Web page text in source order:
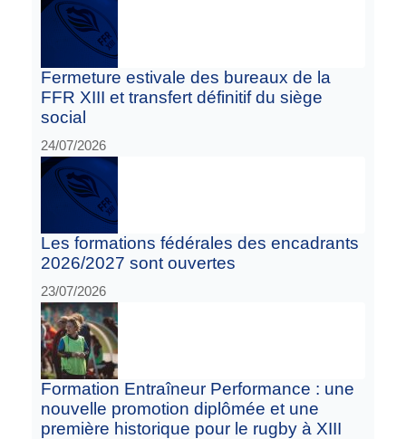
Fermeture estivale des bureaux de la
FFR XIII et transfert définitif du siège
social
24/07/2026
Les formations fédérales des encadrants
2026/2027 sont ouvertes
23/07/2026
Formation Entraîneur Performance : une
nouvelle promotion diplômée et une
première historique pour le rugby à XIII